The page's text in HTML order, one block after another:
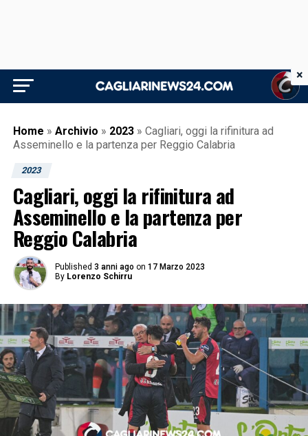
Home » Archivio » 2023 » Cagliari, oggi la rifinitura ad
Asseminello e la partenza per Reggio Calabria
2023
Cagliari, oggi la rifinitura ad
Asseminello e la partenza per
Reggio Calabria
Published 3 anni ago on 17 Marzo 2023
By Lorenzo Schirru
×